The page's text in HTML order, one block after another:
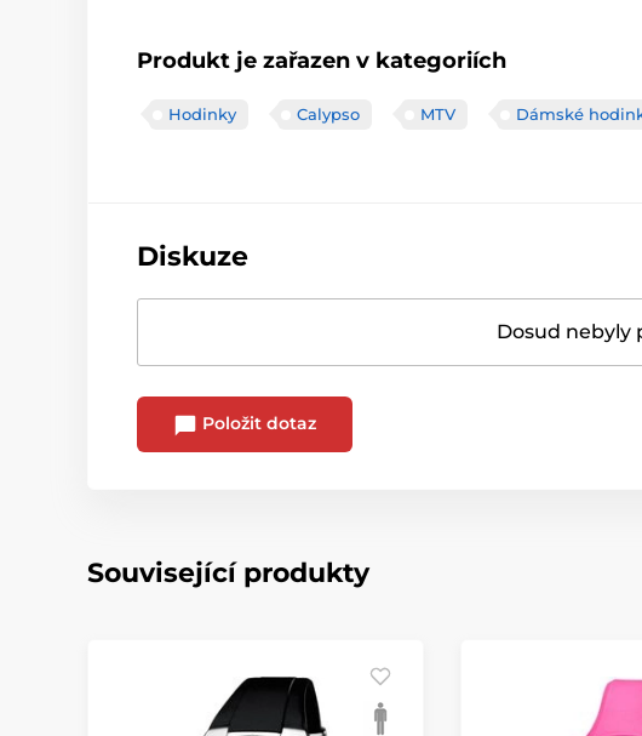
Produkt je zařazen v kategoriích
Hodinky Calypso MTV Dámské
Diskuze
Dosud nebyly
Položit dotaz
Související produkty